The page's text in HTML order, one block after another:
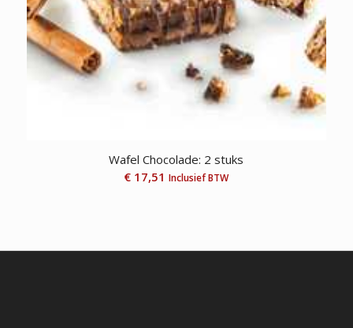
Wafel Chocolade: 2 stuks
€ 17,51 Inclusief BTW